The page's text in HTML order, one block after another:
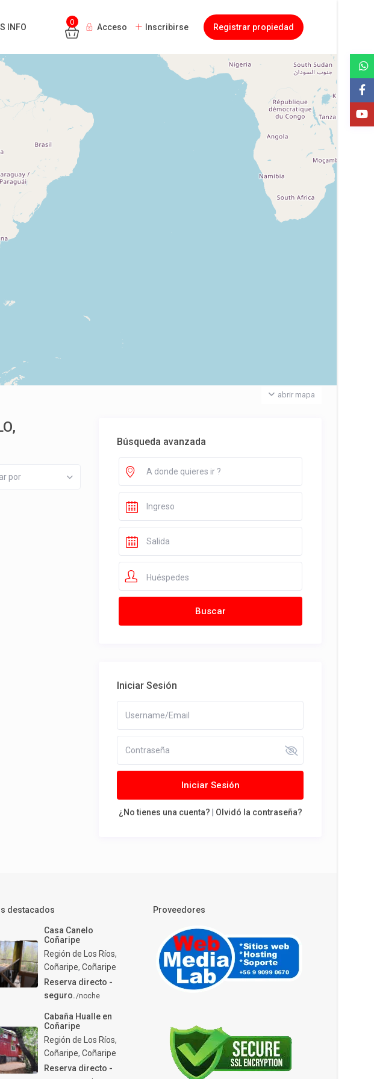
INFO
0
Acceso Inscribirse Registrar propiedad
abrir mapa
por
Búsqueda avanzada
Huéspedes
Iniciar Sesión
Iniciar Sesión
¿No tienes una cuenta? Olvidó la contraseña?
destacados
Casa Canelo
Coñaripe
Región de Los Ríos,
Coñaripe,Coñaripe
Reserva directo -
seguro./noche
Cabaña Hualle en
Coñaripe
Región de Los Ríos,
Coñaripe,Coñaripe
Reserva directo -
Proveedores